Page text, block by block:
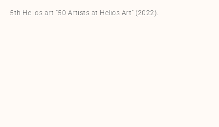
5th Helios art “50 Artists at Helios Art” (2022).